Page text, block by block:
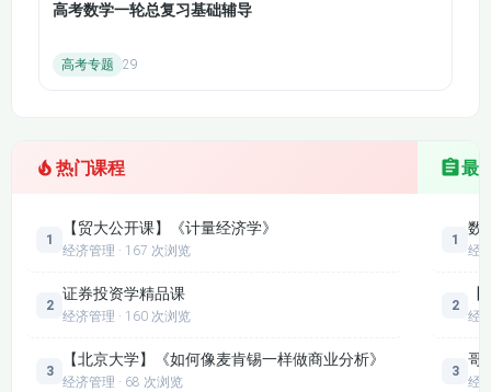
高考数学一轮总复习基础辅导
高考专题 29
热门课程
1
【贸大公开课】《计量经济学》
经济管理 · 167 次浏览
2
证券投资学精品课
经济管理 · 160 次浏览
3
【北京大学】《如何像麦肯锡一样做商业分析》
经济管理 · 68 次浏览
最
1
数
经
2
经
3
哥
经